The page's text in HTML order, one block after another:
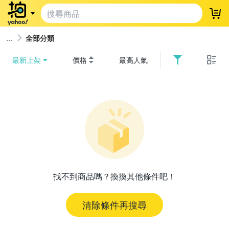
登
全部分類
最新上架 價格 最高人氣
找不到商品嗎？換換其他條件吧！
清除條件再搜尋